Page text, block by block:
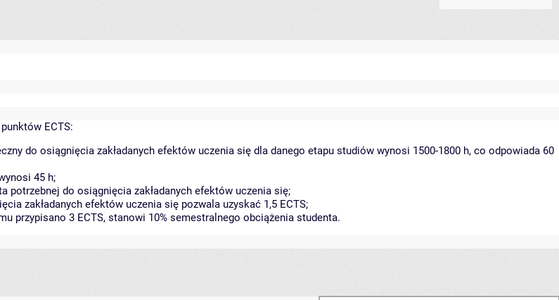
ECTS:
do osiągnięcia zakładanych efektów uczenia się dla danego etapu studiów wynosi 1500-1800 h, co odpowiada 60
45 h;
potrzebnej do osiągnięcia zakładanych efektów uczenia się;
zakładanych efektów uczenia się pozwala uzyskać 1,5 ECTS;
przypisano 3 ECTS, stanowi 10% semestralnego obciążenia studenta.